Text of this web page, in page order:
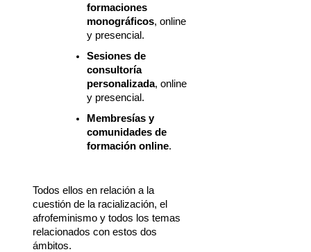
formaciones
monográficos, online
y presencial.
Sesiones de
consultoría
personalizada, online
y presencial.
Membresías y
comunidades de
formación online.
Todos ellos en relación a la
cuestión de la racialización, el
afrofeminismo y todos los temas
relacionados con estos dos
ámbitos.